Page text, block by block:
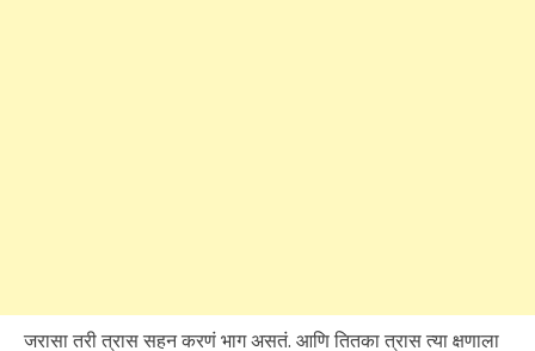
जरासा तरी त्रास सहन करणं भाग असतं. आणि तितका त्रास त्या क्षणाला